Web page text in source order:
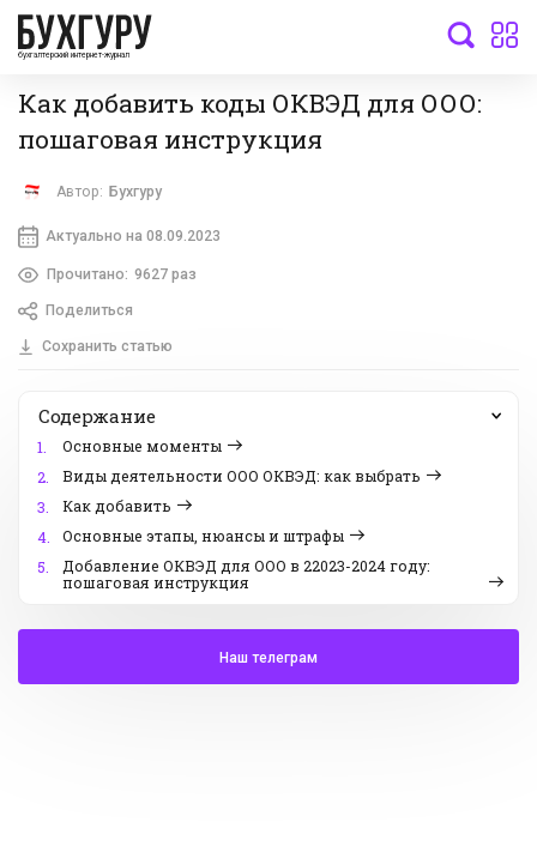
бухгалтерский интернет-журнал
Как добавить коды ОКВЭД для ООО:
пошаговая инструкция
Автор: Бухгуру
Актуально на 08.09.2023
Прочитано: 9627 раз
Поделиться
Сохранить статью
Содержание
1.
Основные моменты
2.
Виды деятельности ООО ОКВЭД: как выбрать
3.
Как добавить
4.
Основные этапы, нюансы и штрафы
5.
Добавление ОКВЭД для ООО в 22023-2024 году:
пошаговая инструкция
Наш телеграм